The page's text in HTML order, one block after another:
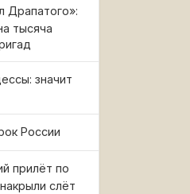
Драпатого»:
тысяча
значит
России
прилёт по
слёт